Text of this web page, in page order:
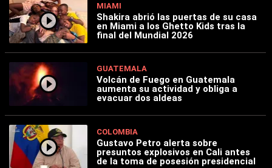
MIAMI
Shakira abrió las puertas de su casa
en Miami a los Ghetto Kids tras la
final del Mundial 2026
GUATEMALA
Volcán de Fuego en Guatemala
aumenta su actividad y obliga a
evacuar dos aldeas
COLOMBIA
Gustavo Petro alerta sobre
presuntos explosivos en Cali antes
de la toma de posesión presidencial